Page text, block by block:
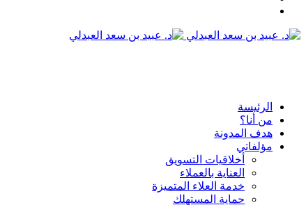
القائمة
الرئيسة
من أنا؟
هدف المدونة
مؤلفاتي
أخلاقيات التسويق
العناية بالعملاء
خدمة العلاء المتميزة
حماية المستهلك